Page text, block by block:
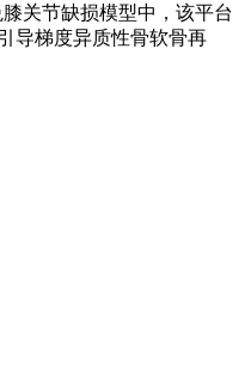
关节缺损模型中，该平台
导梯度异质性骨软骨再